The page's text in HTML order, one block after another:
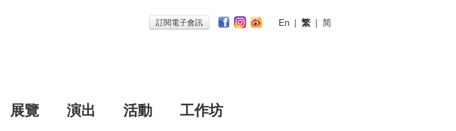
訂閱電子會訊 En | 繁 | 简
展覽 演出 活動
工作坊